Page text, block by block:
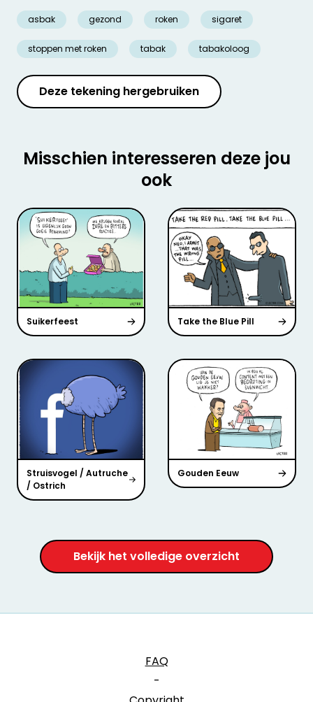
asbak gezond roken sigaret
stoppen met roken tabak tabakoloog
Deze tekening hergebruiken
Misschien interesseren deze jou
ook
Suikerfeest Take the Blue Pill
Struisvogel / Autruche
/ Ostrich
Gouden Eeuw
Bekijk het volledige overzicht
FAQ
-